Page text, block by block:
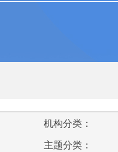
机构分类：
主题分类：